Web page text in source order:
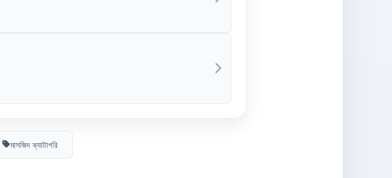
মাসজিদ ক্যাটাগরি